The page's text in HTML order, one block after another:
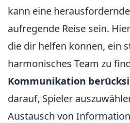
kann eine
aufregende Reise sein.
die dir helfen können, ein
harmonisches Team zu
Kommunikation
darauf, Spieler
Austausch von